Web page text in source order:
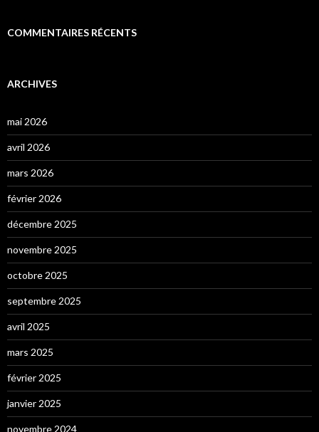
COMMENTAIRES RÉCENTS
ARCHIVES
mai 2026
avril 2026
mars 2026
février 2026
décembre 2025
novembre 2025
octobre 2025
septembre 2025
avril 2025
mars 2025
février 2025
janvier 2025
novembre 2024